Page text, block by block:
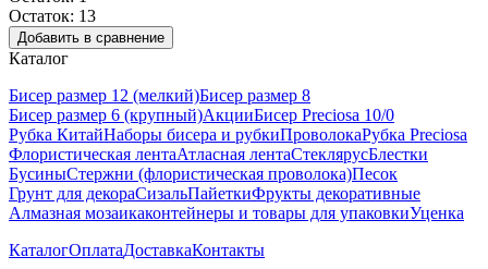
Остаток: 13
Добавить в сравнение
Каталог
Бисер размер 12 (мелкий)Бисер размер 8
Бисер размер 6 (крупный)АкцииБисер Preciosa 10/0
Рубка КитайНаборы бисера и рубкиПроволокаРубка Preciosa
Флористическая лентаАтласная лентаСтеклярусБлестки
БусиныСтержни (флористическая проволока)Песок
Грунт для декораСизальПайеткиФрукты декоративные
Алмазная мозаикаконтейнеры и товары для упаковкиУценка
КаталогОплатаДоставкаКонтакты